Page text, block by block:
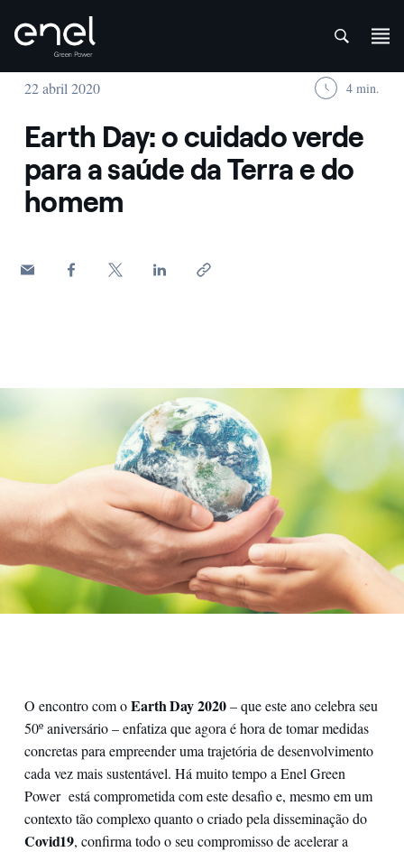
Skip to content
22 abril 2020 4 min.
Earth Day: o cuidado verde
para a saúde da Terra e do
homem
O encontro com oEarth Day 2020– que este ano celebra seu
50º aniversário – enfatiza que agora é hora de tomar medidas
concretas para empreender uma trajetória de desenvolvimento
cada vez mais sustentável. Há muito tempo a Enel Green
Power está comprometida com este desafio e, mesmo em um
contexto tão complexo quanto o criado pela disseminação do
Covid19, confirma todo o seu compromisso de acelerar a